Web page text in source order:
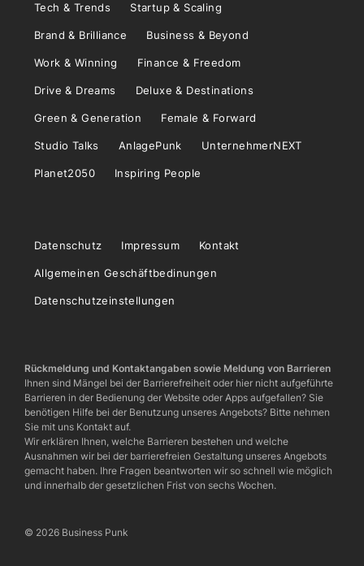
Tech & Trends Startup & Scaling
Brand & Brilliance Business & Beyond
Work & Winning Finance & Freedom
Drive & Dreams Deluxe & Destinations
Green & Generation Female & Forward
Studio Talks AnlagePunk UnternehmerNEXT
Planet2050 Inspiring People
Datenschutz Impressum Kontakt
Allgemeinen Geschäftbedinungen
Datenschutzeinstellungen
Rückmeldung und Kontaktangaben sowie Meldung von Barrieren
Ihnen sind Mängel bei der Barrierefreiheit oder hier nicht aufgeführte
Barrieren in der Bedienung der Website oder Apps aufgefallen? Sie
benötigen Hilfe bei der Benutzung unseres Angebots? Bitte nehmen
Sie mit uns Kontakt auf.
Wir erklären Ihnen, welche Barrieren bestehen und welche
Ausnahmen wir bei der barrierefreien Gestaltung unseres Angebots
gemacht haben. Ihre Fragen beantworten wir so schnell wie möglich
und innerhalb der gesetzlichen Frist von sechs Wochen.
© 2026 Business Punk